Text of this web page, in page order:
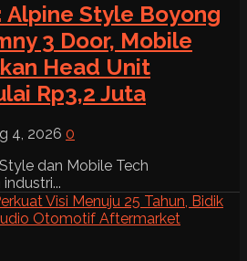
Alpine Style Boyong
3 Door, Mobile
Head Unit
Rp3,2 Juta
4, 2026 0
dan Mobile Tech